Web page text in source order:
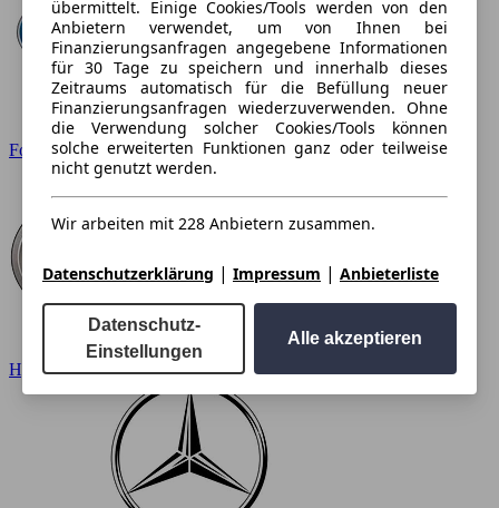
Ford
Hyundai
übermittelt. Einige Cookies/Tools werden von den
Anbietern verwendet, um von Ihnen bei
Finanzierungsanfragen angegebene Informationen
für 30 Tage zu speichern und innerhalb dieses
Zeitraums automatisch für die Befüllung neuer
Finanzierungsanfragen wiederzuverwenden. Ohne
die Verwendung solcher Cookies/Tools können
solche erweiterten Funktionen ganz oder teilweise
nicht genutzt werden.
Wir arbeiten mit 228 Anbietern zusammen.
Datenschutzerklärung | Impressum | Anbieterliste
Datenschutz-
Einstellungen
Alle akzeptieren